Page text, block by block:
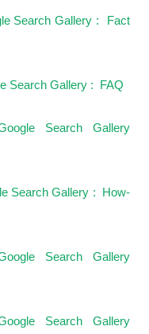
Search Gallery : Fact
Search Gallery : FAQ
Search Gallery
Search Gallery : How-
Search Gallery
Search Gallery